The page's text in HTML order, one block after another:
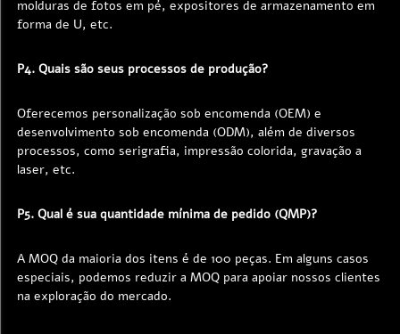
molduras de fotos em pé, expositores de armazenamento em
forma de U, etc.
P4. Quais são seus processos de produção?
Oferecemos personalização sob encomenda (OEM) e
desenvolvimento sob encomenda (ODM), além de diversos
processos, como serigrafia, impressão colorida, gravação a
laser, etc.
P5. Qual é sua quantidade mínima de pedido (QMP)?
A MOQ da maioria dos itens é de 100 peças. Em alguns casos
especiais, podemos reduzir a MOQ para apoiar nossos clientes
na exploração do mercado.